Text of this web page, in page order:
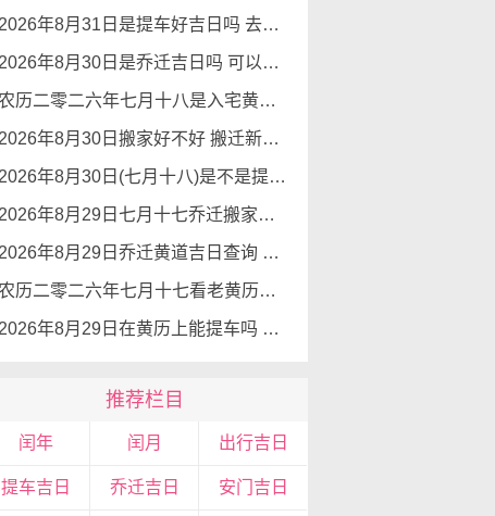
2026年8月31日是提车好吉日吗 去提车如何
2026年8月30日是乔迁吉日吗 可以搬新家么
农历二零二六年七月十八是入宅黄道吉日吗 2026年8月30日可以入宅搬入新家吗
2026年8月30日搬家好不好 搬迁新居吉利么
2026年8月30日(七月十八)是不是提车吉日 可以提新车吗
2026年8月29日七月十七乔迁搬家选吉日 最吉利的日子乔迁
2026年8月29日乔迁黄道吉日查询 搬家好不好
农历二零二六年七月十七看老黄历入宅 2026年8月29日今天入宅好吗
2026年8月29日在黄历上能提车吗 去提车子适宜吗
推荐栏目
闰年 闰月 出行吉日
提车吉日 乔迁吉日 安门吉日